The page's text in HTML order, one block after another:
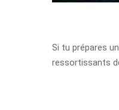
Si tu prépares
ressortissants